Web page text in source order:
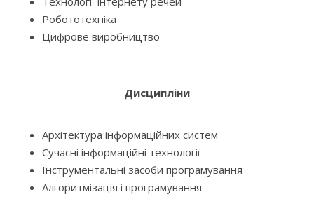
Робототехніка
Цифрове виробництво
Дисципліни
Архітектура інформаційних систем
Сучасні інформаційні технології
Інструментальні засоби програмування
Алгоритмізація і програмування